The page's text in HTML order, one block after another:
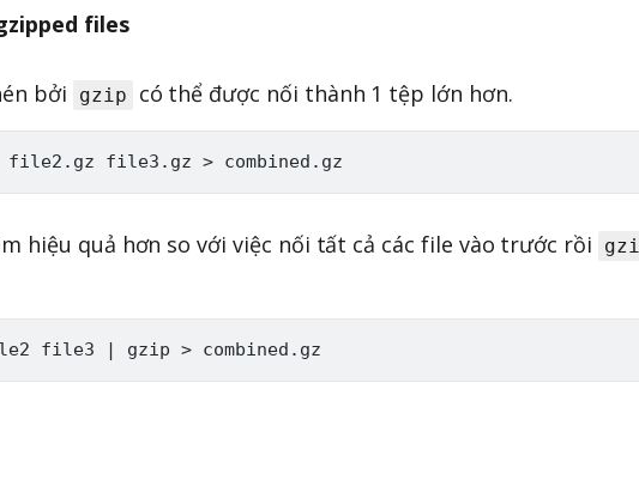
files
bởi gzip có thể được nối thành 1 tệp lớn hơn.
hiệu quả hơn so với việc nối tất cả các file vào trước rồi